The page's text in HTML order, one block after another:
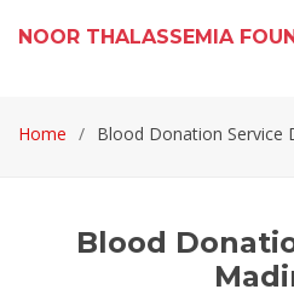
NOOR THALASSEMIA
Home Blood Donation Service
Blood